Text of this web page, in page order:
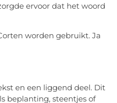
ervoor dat het woord
worden gebruikt. Ja
en een liggend deel. Dit
beplanting, steentjes of